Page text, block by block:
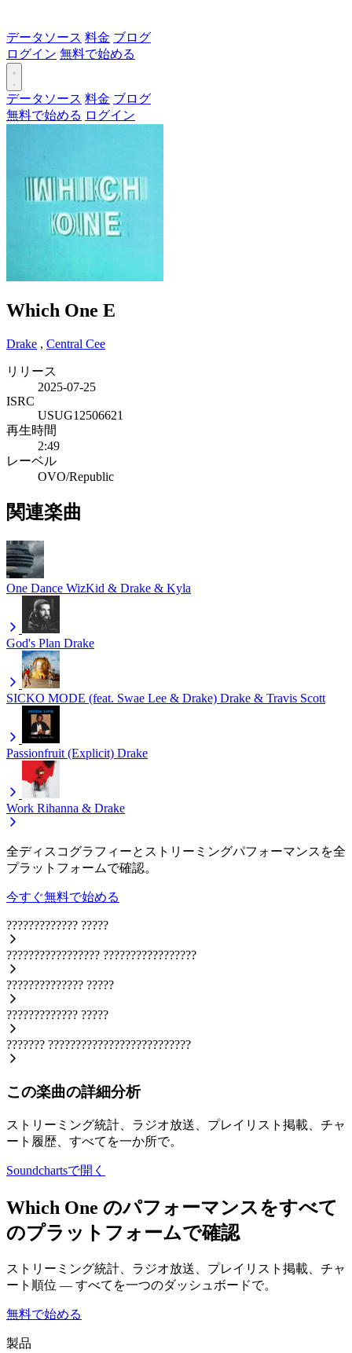
データソース 料金 ブログ
ログイン 無料で始める
データソース 料金 ブログ
無料で始める ログイン
Which One E
Drake , Central Cee
リリース
2025-07-25
ISRC
USUG12506621
再生時間
2:49
レーベル
OVO/Republic
関連楽曲
One Dance WizKid & Drake & Kyla
God's Plan Drake
SICKO MODE (feat. Swae Lee & Drake) Drake & Travis Scott
Passionfruit (Explicit) Drake
Work Rihanna & Drake
全ディスコグラフィーとストリーミングパフォーマンスを全
プラットフォームで確認。
今すぐ無料で始める
????????????? ?????
????????????????? ?????????????????
?????????????? ?????
????????????? ?????
??????? ??????????????????????????
この楽曲の詳細分析
ストリーミング統計、ラジオ放送、プレイリスト掲載、チャ
ート履歴、すべてを一か所で。
Soundchartsで開く
Which One のパフォーマンスをすべて
のプラットフォームで確認
ストリーミング統計、ラジオ放送、プレイリスト掲載、チャ
ート順位 — すべてを一つのダッシュボードで。
無料で始める
製品